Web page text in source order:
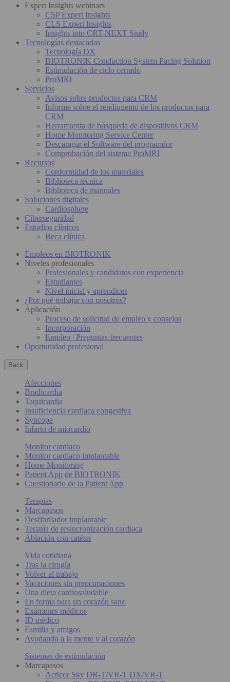
Expert Insights webinars
CSP Expert Insights
CLS Expert Insights
Insights into CRT-NEXT Study
Tecnologías destacadas
Tecnología DX
BIOTRONIK Conduction System Pacing Solution
Estimulación de ciclo cerrado
ProMRI
Servicios
Avisos sobre productos para CRM
Informe sobre el rendimiento de los productos para
CRM
Herramienta de búsqueda de dispositivos CRM
Home Monitoring Service Center
Descaragar el Software del programdor
Comprobación del sistema ProMRI
Recursos
Conformidad de los materiales
Biblioteca técnica
Biblioteca de manuales
Soluciones digitales
Cardiosphere
Ciberseguridad
Estudios clínicos
Beca clínica
Empleos en BIOTRONIK
Niveles profesionales
Profesionales y candidatos con experiencia
Estudiantes
Nivel inicial y aprendices
¿Por qué trabajar con nosotros?
Aplicación
Proceso de solicitud de empleo y consejos
Incorporación
Empleo | Preguntas frecuentes
Oportunidad profesional
Back
Afecciones
Bradicardia
Taquicardia
Insuficiencia cardiaca congestiva
Syncope
Infarto de miocardio
Monitor cardiaco
Monitor cardiaco implantable
Home Monitoring
Patient App de BIOTRONIK
Cuestionario de la Patient App
Terapias
Marcapasos
Desfibrilador implantable
Terapia de resincronización cardiaca
Ablación con catéter
Vida cotidiana
Tras la cirugía
Volver al trabajo
Vacaciones sin preocupaciones
Una dieta cardiosaludable
En forma para un corazón sano
Exámenes médicos
ID médico
Familia y amigos
Ayudando a la mente y al corazón
Sistemas de estimulación
Marcapasos
Acticor Sky DR-T/VR-T DX/VR-T